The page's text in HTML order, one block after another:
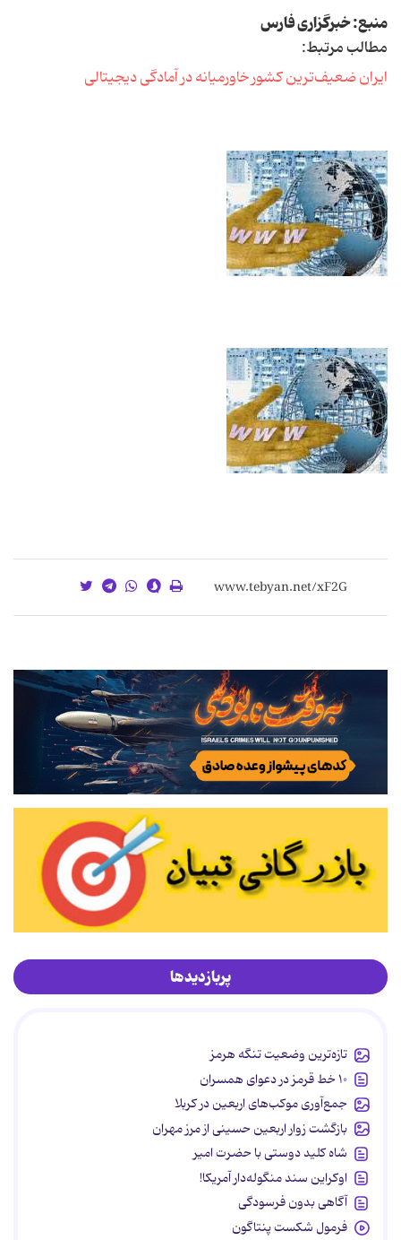
منبع: خبرگزاری فارس
مطالب مرتبط:
ایران ضعیف‌ترین کشور خاورمیانه در آمادگی دیجیتالی
پربازدیدها
تازه‌ترین وضعیت تنگه هرمز
۱۰ خط قرمز در دعوای همسران
جمع‌آوری موکب‌های اربعین در کربلا
بازگشت زوار اربعین حسینی از مرز مهران
شاه کلید دوستی با حضرت امیر
اوکراین سند منگوله‌دار آمریکا!
آگاهی بدون فرسودگی
فرمول شکست پنتاگون